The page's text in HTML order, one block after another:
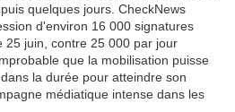
quelques jours. CheckNews
d'environ 16 000 signatures
25 juin, contre 25 000 par jour
que la mobilisation puisse
la durée pour atteindre son
médiatique intense dans les